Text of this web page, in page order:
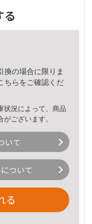
る
換の場合に限りま
ちら をご確認くだ
状況によって、商品
ございます。
いて
ついて
る